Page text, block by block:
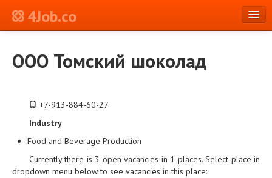
4Job.co
Log in or Register
ООО Томский шоколад
+7-913-884-60-27
Industry
Food and Beverage Production
Currently there is 3 open vacancies in 1 places. Select place in
dropdown menu below to see vacancies in this place: